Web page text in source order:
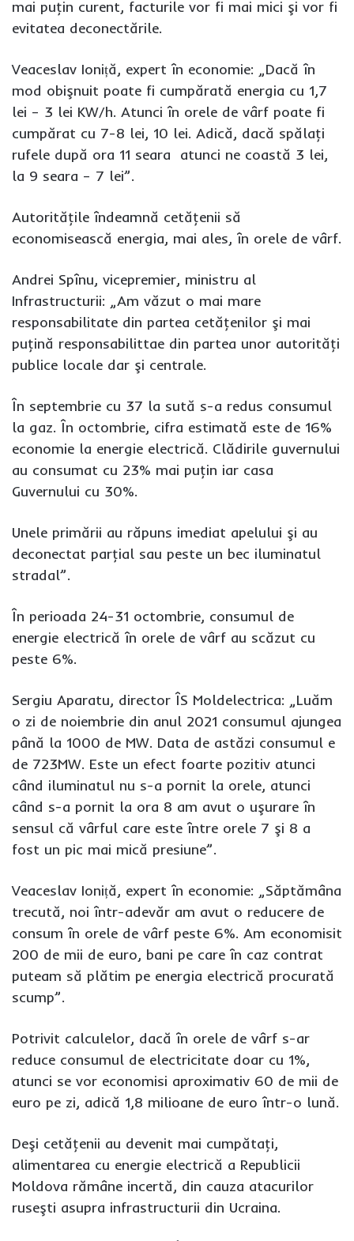
mai puţin curent, facturile vor fi mai mici şi vor fi
evitatea deconectările.
Veaceslav Ioniță, expert în economie: „Dacă în
mod obişnuit poate fi cumpărată energia cu 1,7
lei – 3 lei KW/h. Atunci în orele de vârf poate fi
cumpărat cu 7-8 lei, 10 lei. Adică, dacă spălaţi
rufele după ora 11 seara atunci ne coastă 3 lei,
la 9 seara – 7 lei”.
Autorităţile îndeamnă cetăţenii să
economisească energia, mai ales, în orele de vârf.
Andrei Spînu, vicepremier, ministru al
Infrastructurii: „Am văzut o mai mare
responsabilitate din partea cetăţenilor şi mai
puţină responsabilittae din partea unor autorităţi
publice locale dar şi centrale.
În septembrie cu 37 la sută s-a redus consumul
la gaz. În octombrie, cifra estimată este de 16%
economie la energie electrică. Clădirile guvernului
au consumat cu 23% mai puţin iar casa
Guvernului cu 30%.
Unele primării au răpuns imediat apelului şi au
deconectat parţial sau peste un bec iluminatul
stradal”.
În perioada 24-31 octombrie, consumul de
energie electrică în orele de vârf au scăzut cu
peste 6%.
Sergiu Aparatu, director ÎS Moldelectrica: „Luăm
o zi de noiembrie din anul 2021 consumul ajungea
până la 1000 de MW. Data de astăzi consumul e
de 723MW. Este un efect foarte pozitiv atunci
când iluminatul nu s-a pornit la orele, atunci
când s-a pornit la ora 8 am avut o uşurare în
sensul că vârful care este între orele 7 şi 8 a
fost un pic mai mică presiune”.
Veaceslav Ioniță, expert în economie: „Săptămâna
trecută, noi într-adevăr am avut o reducere de
consum în orele de vârf peste 6%. Am economisit
200 de mii de euro, bani pe care în caz contrat
puteam să plătim pe energia electrică procurată
scump”.
Potrivit calculelor, dacă în orele de vârf s-ar
reduce consumul de electricitate doar cu 1%,
atunci se vor economisi aproximativ 60 de mii de
euro pe zi, adică 1,8 milioane de euro într-o lună.
Deşi cetăţenii au devenit mai cumpătaţi,
alimentarea cu energie electrică a Republicii
Moldova rămâne incertă, din cauza atacurilor
ruseşti asupra infrastructurii din Ucraina.